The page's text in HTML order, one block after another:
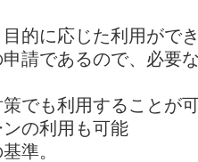
的に応じた利用がで
請であるので、必要
でも利用することが
の利用も可能
準。